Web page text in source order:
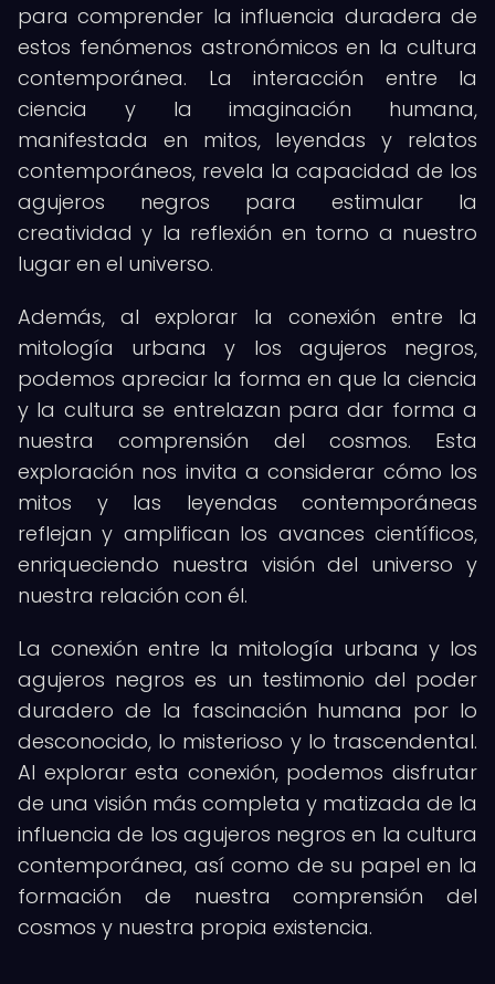
para comprender la influencia duradera de
estos fenómenos astronómicos en la cultura
contemporánea. La interacción entre la
ciencia y la imaginación humana,
manifestada en mitos, leyendas y relatos
contemporáneos, revela la capacidad de los
agujeros negros para estimular la
creatividad y la reflexión en torno a nuestro
lugar en el universo.
Además, al explorar la conexión entre la
mitología urbana y los agujeros negros,
podemos apreciar la forma en que la ciencia
y la cultura se entrelazan para dar forma a
nuestra comprensión del cosmos. Esta
exploración nos invita a considerar cómo los
mitos y las leyendas contemporáneas
reflejan y amplifican los avances científicos,
enriqueciendo nuestra visión del universo y
nuestra relación con él.
La conexión entre la mitología urbana y los
agujeros negros es un testimonio del poder
duradero de la fascinación humana por lo
desconocido, lo misterioso y lo trascendental.
Al explorar esta conexión, podemos disfrutar
de una visión más completa y matizada de la
influencia de los agujeros negros en la cultura
contemporánea, así como de su papel en la
formación de nuestra comprensión del
cosmos y nuestra propia existencia.